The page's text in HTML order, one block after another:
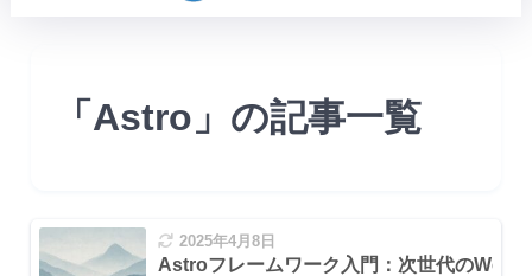
「Astro」の記事一覧
2025年4月8日
Astroフレームワーク入門：次世代のWeb